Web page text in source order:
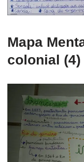
Mapa
colonial (4)